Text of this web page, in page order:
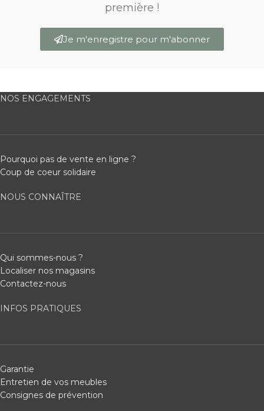
première !
Je m'enregistre pour m'abonner
NOS ENGAGEMENTS
Pourquoi pas de vente en ligne ?
Coup de coeur solidaire
NOUS CONNAÎTRE
Qui sommes-nous ?
Localiser nos magasins
Contactez-nous
INFOS PRATIQUES
Garantie
Entretien de vos meubles
Consignes de prévention